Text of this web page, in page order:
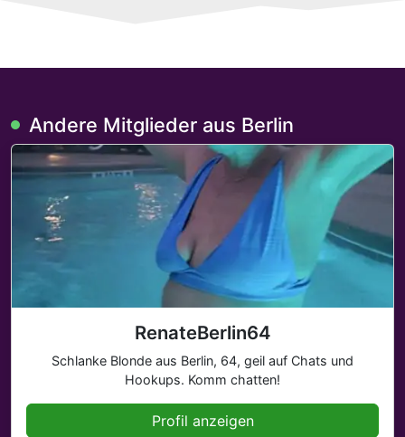
Andere Mitglieder aus Berlin
RenateBerlin64
Schlanke Blonde aus Berlin, 64, geil auf Chats und
Hookups. Komm chatten!
Profil anzeigen